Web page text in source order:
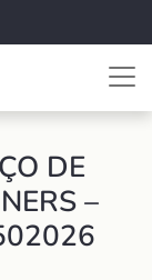
DE
–